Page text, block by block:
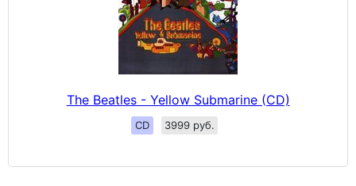
The Beatles - Yellow Submarine (CD)
CD 3999 руб.